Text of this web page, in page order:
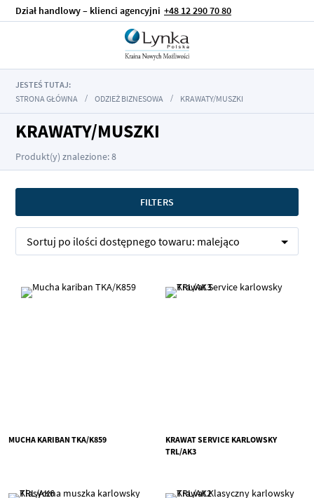
Dział handlowy – klienci agencyjni +48 12 290 70 80
JESTEŚ TUTAJ:
STRONA GŁÓWNA
ODZIEŻ BIZNESOWA KRAWATY/MUSZKI
KRAWATY/MUSZKI
Produkt(y) znalezione: 8
FILTERS
Sortuj po ilości dostępnego towaru: malejąco
MUCHA KARIBAN TKA/K859
KRAWAT SERVICE KARLOWSKY
TRL/AK3